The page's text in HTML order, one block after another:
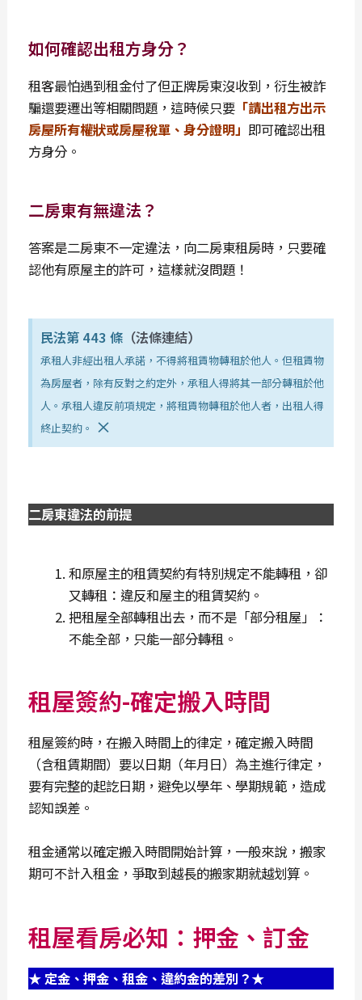
如何確認出租方身分？
租客最怕遇到租金付了但正牌房東沒收到，衍生被詐
騙還要遷出等相關問題，這時候只要 「請出租方出示
房屋所有權狀或房屋稅單、身分證明」 即可確認出租
方身分。
二房東有無違法？
答案是二房東不一定違法， 向二房東租房時，只要確
認他有原屋主的許可，這樣就沒問題！
民法第 443 條 （法條連結）
承租人非經出租人承諾，不得將租賃物轉租於他人。但租賃物
為房屋者，除有反對之約定外，承租人得將其一部分轉租於他
人。承租人違反前項規定，將租賃物轉租於他人者，出租人得
終止契約。 ×
二房東違法的前提
和原屋主的租賃契約有特別規定不能轉租，卻
又轉租：違反和屋主的租賃契約。
把租屋全部轉租出去，而不是「部分租屋」：
不能全部，只能一部分轉租。
租屋簽約-確定搬入時間
租屋簽約時，在搬入時間上的律定，確定搬入時間
（含租賃期間）要以日期（年月日）為主進行律定，
要有完整的起訖日期，避免以學年、學期規範，造成
認知誤差。
租金通常以確定搬入時間開始計算，一般來說，搬家
期可不計入租金，爭取到越長的搬家期就越划算。
租屋看房必知：押金、訂金
★ 定金、押金、租金、違約金的差別？★